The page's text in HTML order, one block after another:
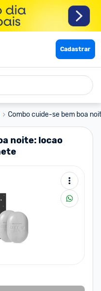
Cadastrar
Combo cuide-se bem boa
noite: locao